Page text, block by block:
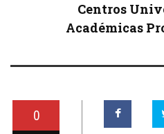
Centros
Académicas
0